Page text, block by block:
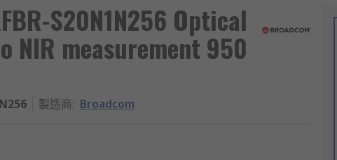
S20N1N256 Optical
NIR measurement 950
製造商: Broadcom